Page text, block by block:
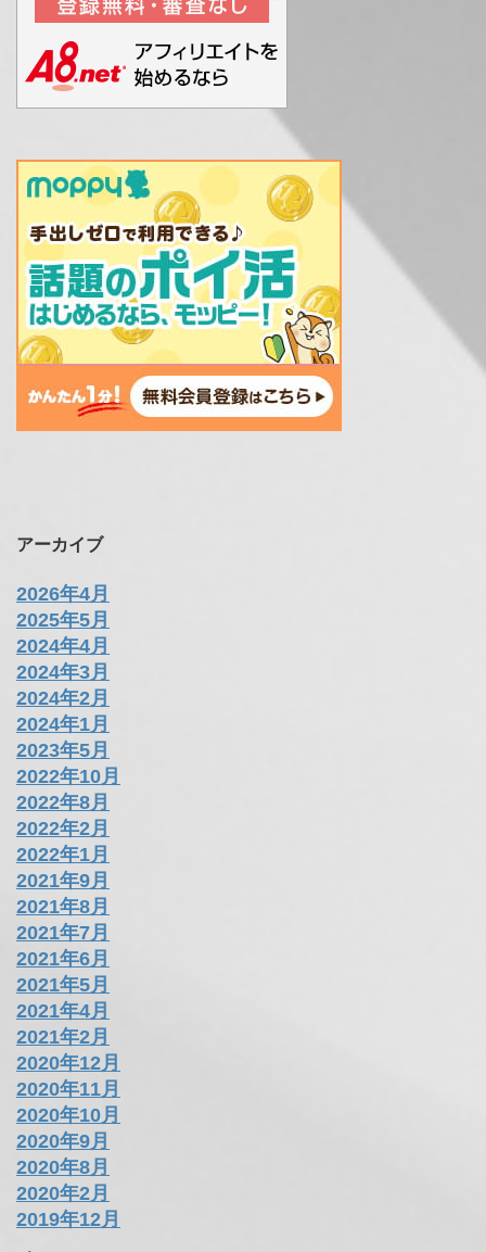
アーカイブ
2026年4月
2025年5月
2024年4月
2024年3月
2024年2月
2024年1月
2023年5月
2022年10月
2022年8月
2022年2月
2022年1月
2021年9月
2021年8月
2021年7月
2021年6月
2021年5月
2021年4月
2021年2月
2020年12月
2020年11月
2020年10月
2020年9月
2020年8月
2020年2月
2019年12月